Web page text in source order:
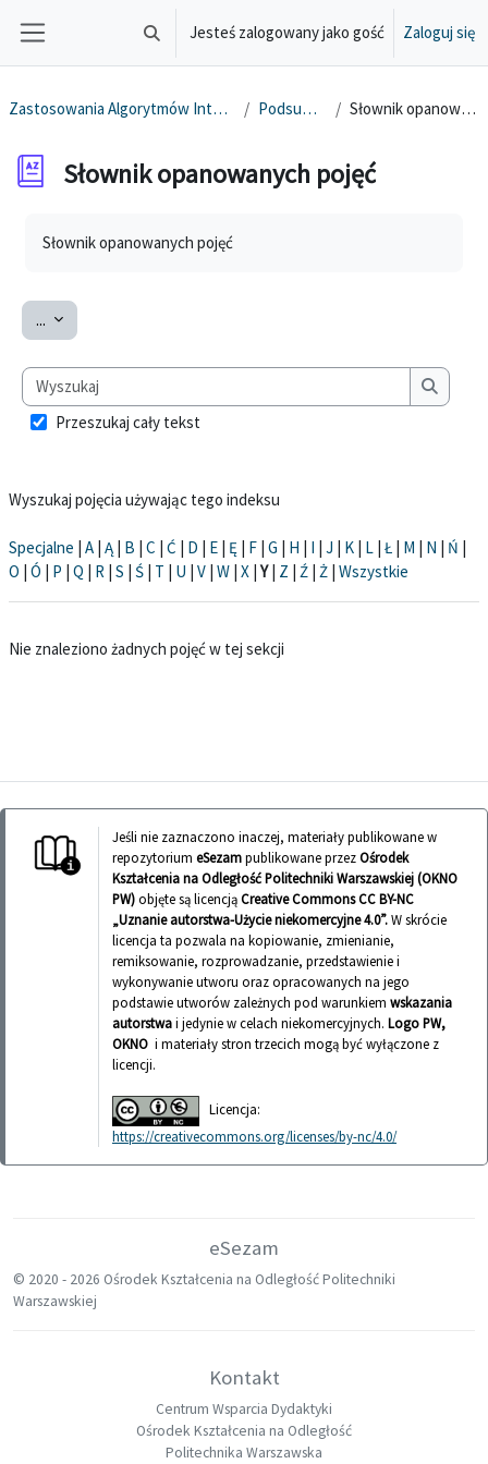
Przejdź do głównej zawartości
Przełącznik wyszukiwarki
Jesteś zalogowany jako gość Zaloguj się
Zastosowania Algorytmów Inteligencji Masowej Podsumowanie Słownik opanowanych pojęć
Słownik opanowanych pojęć
Słownik opanowanych pojęć
... Eksportuj pojęcia
Wyszukaj
Przeszukaj cały tekst
Wyszukaj pojęcia używając tego indeksu
Specjalne A Ą B C Ć D E Ę F G H I J K L Ł M N Ń
O Ó P Q R S Ś T U V W X |Y| Z Ź Ż Wszystkie
Nie znaleziono żadnych pojęć w tej sekcji
Jeśli nie zaznaczono inaczej, materiały publikowane w
repozytorium eSezampublikowane przezOśrodek
Kształcenia na Odległość Politechniki Warszawskiej (OKNO
PW)objęte są licencjąCreative Commons CC BY-NC
„Uznanie autorstwa-Użycie niekomercyjne 4.0”.W skrócie
licencja ta pozwala na kopiowanie, zmienianie,
remiksowanie, rozprowadzanie, przedstawienie i
wykonywanie utworu oraz opracowanych na jego
podstawie utworów zależnych pod warunkiem wskazania
autorstwai jedynie w celach niekomercyjnych. Logo PW,
OKNO i materiały stron trzecich mogą być wyłączone z
licencji.
Licencja:
https://creativecommons.org/licenses/by-nc/4.0/
eSezam
© 2020 - 2026 Ośrodek Kształcenia na Odległość Politechniki
Warszawskiej
Kontakt
Centrum Wsparcia Dydaktyki
Ośrodek Kształcenia na Odległość
Politechnika Warszawska